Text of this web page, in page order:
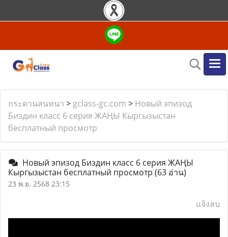
กระดานสนทนา > gclass-gc.com > Новый эпизод
Биздин класс 6 серия ЖАҢЫ Кыргызыстан
бесплатный просмотр
Новый эпизод Биздин класс 6 серия ЖАҢЫ
Кыргызыстан бесплатный просмотр (63 อ่าน)
23 พ.ย. 2568 23:15
แจ้งลบ